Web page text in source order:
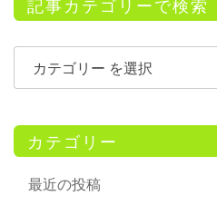
記事カテゴリーで検索
カテゴリー
最近の投稿